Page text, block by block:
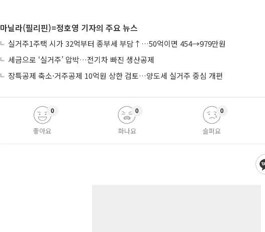
마닐라(필리핀)=정호영 기자의 주요 뉴스
실거주1주택 시가 32억부터 종부세 부담↑…50억이면 454→979만원
세금으로 ‘실거주’ 압박…전기차 빠진 생산공제
장특공제 축소·거주공제 10억원 상한 검토…양도세 실거주 중심 개편
좋아요
0
화나요
0
슬퍼요
0